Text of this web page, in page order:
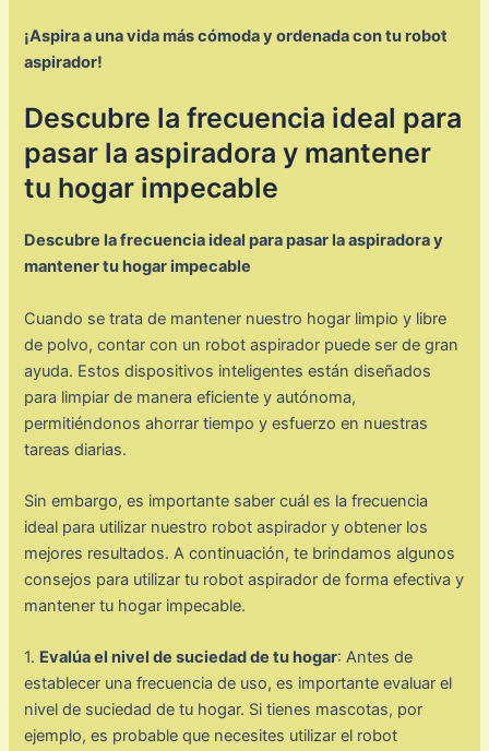
¡Aspira a una vida más cómoda y ordenada con tu robot
aspirador!
Descubre la frecuencia ideal para
pasar la aspiradora y mantener
tu hogar impecable
Descubre la frecuencia ideal para pasar la aspiradora y
mantener tu hogar impecable
Cuando se trata de mantener nuestro hogar limpio y libre
de polvo, contar con un robot aspirador puede ser de gran
ayuda. Estos dispositivos inteligentes están diseñados
para limpiar de manera eficiente y autónoma,
permitiéndonos ahorrar tiempo y esfuerzo en nuestras
tareas diarias.
Sin embargo, es importante saber cuál es la frecuencia
ideal para utilizar nuestro robot aspirador y obtener los
mejores resultados. A continuación, te brindamos algunos
consejos para utilizar tu robot aspirador de forma efectiva y
mantener tu hogar impecable.
1. Evalúa el nivel de suciedad de tu hogar: Antes de
establecer una frecuencia de uso, es importante evaluar el
nivel de suciedad de tu hogar. Si tienes mascotas, por
ejemplo, es probable que necesites utilizar el robot